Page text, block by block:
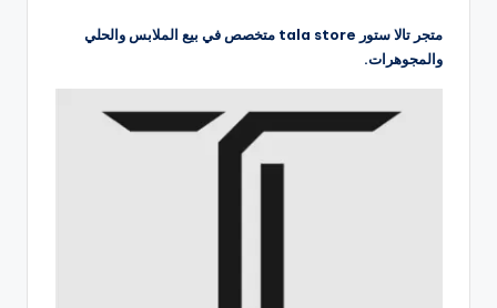
متجر تالا ستور tala store متخصص في بيع الملابس والحلي
والمجوهرات.